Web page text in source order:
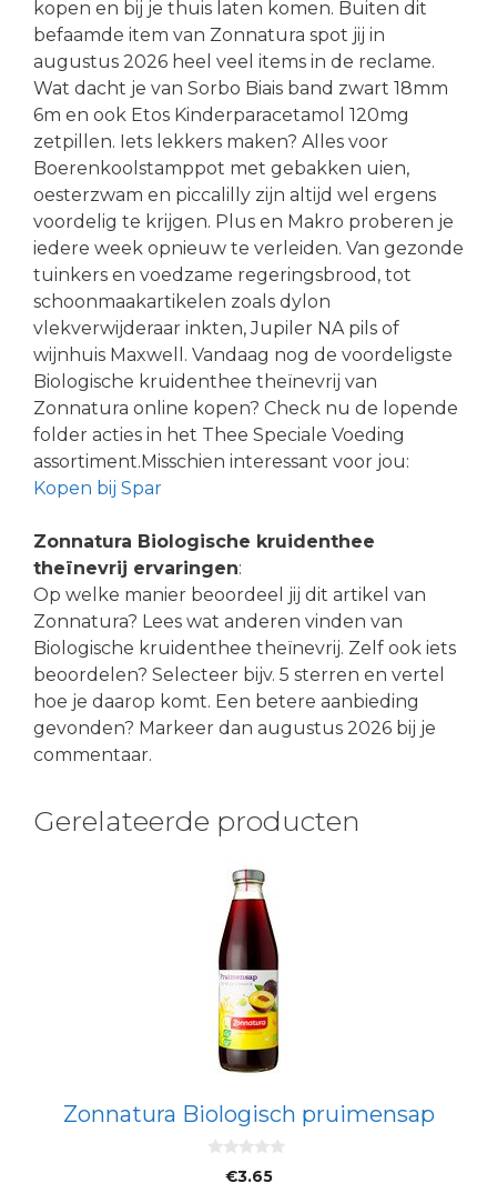
kopen en bij je thuis laten komen. Buiten dit
befaamde item van Zonnatura spot jij in
augustus 2026 heel veel items in de reclame.
Wat dacht je van Sorbo Biais band zwart 18mm
6m en ook Etos Kinderparacetamol 120mg
zetpillen. Iets lekkers maken? Alles voor
Boerenkoolstamppot met gebakken uien,
oesterzwam en piccalilly zijn altijd wel ergens
voordelig te krijgen. Plus en Makro proberen je
iedere week opnieuw te verleiden. Van gezonde
tuinkers en voedzame regeringsbrood, tot
schoonmaakartikelen zoals dylon
vlekverwijderaar inkten, Jupiler NA pils of
wijnhuis Maxwell. Vandaag nog de voordeligste
Biologische kruidenthee theïnevrij van
Zonnatura online kopen? Check nu de lopende
folder acties in het Thee Speciale Voeding
assortiment.Misschien interessant voor jou:
Kopen bij Spar
Zonnatura Biologische kruidenthee
theïnevrij ervaringen:
Op welke manier beoordeel jij dit artikel van
Zonnatura? Lees wat anderen vinden van
Biologische kruidenthee theïnevrij. Zelf ook iets
beoordelen? Selecteer bijv. 5 sterren en vertel
hoe je daarop komt. Een betere aanbieding
gevonden? Markeer dan augustus 2026 bij je
commentaar.
Gerelateerde producten
Zonnatura Biologisch pruimensap
€3.65